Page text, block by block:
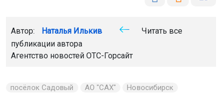
Автор: Наталья Илькив
Читать все
публикации автора
Агентство новостей ОТС-Горсайт
посёлок Садовый АО "САХ" Новосибирск